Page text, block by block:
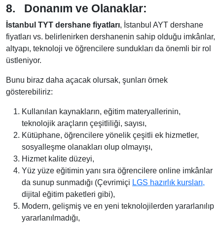
8. Donanım ve Olanaklar:
İstanbul TYT dershane fiyatları, İstanbul AYT dershane
fiyatları vs. belirlenirken dershanenin sahip olduğu imkânlar,
altyapı, teknoloji ve öğrencilere sundukları da önemli bir rol
üstleniyor.
Bunu biraz daha açacak olursak, şunları örnek
gösterebiliriz:
Kullanılan kaynakların, eğitim materyallerinin,
teknolojik araçların çeşitliliği, sayısı,
Kütüphane, öğrencilere yönelik çeşitli ek hizmetler,
sosyalleşme olanakları olup olmayışı,
Hizmet kalite düzeyi,
Yüz yüze eğitimin yanı sıra öğrencilere online imkânlar
da sunup sunmadığı (Çevrimiçi LGS hazırlık kursları,
dijital eğitim paketleri gibi),
Modern, gelişmiş ve en yeni teknolojilerden yararlanılıp
yararlanılmadığı,